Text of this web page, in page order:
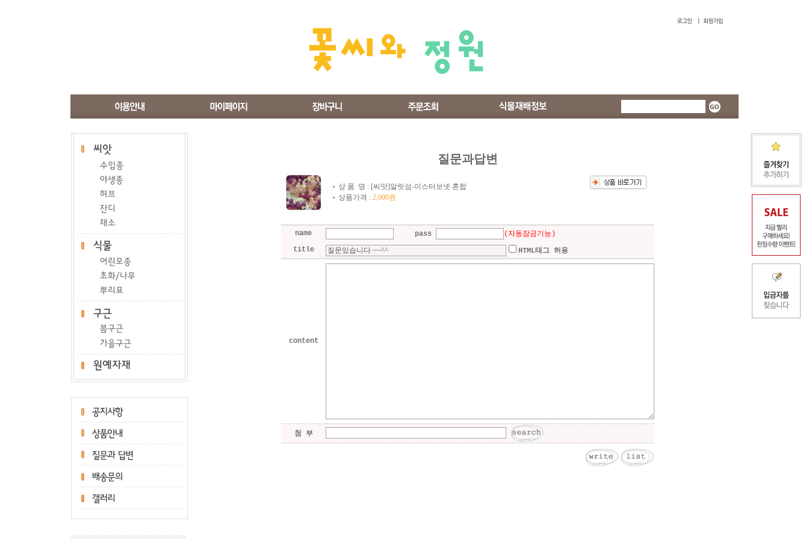
질문과답변
상 품 명 : [씨앗]알릿섬-이스터보넷 혼합
상품가격 : 2,000원
name pass
(자동잠금기능)
title
HTML태그 허용
content
첨 부